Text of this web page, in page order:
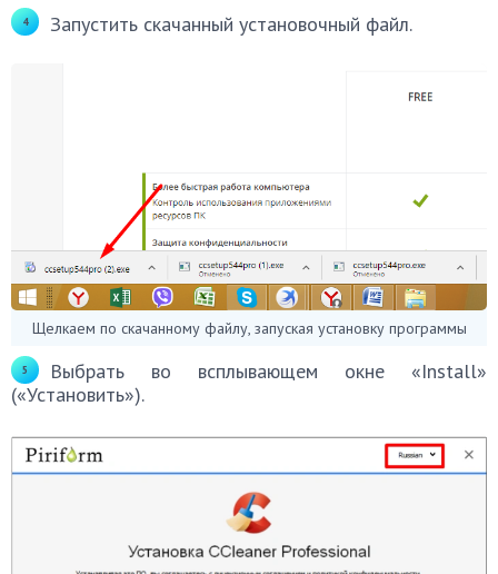
Запустить скачанный установочный файл.
Щелкаем по скачанному файлу, запуская установку программы
Выбрать во всплывающем окне «Install»
(«Установить»).